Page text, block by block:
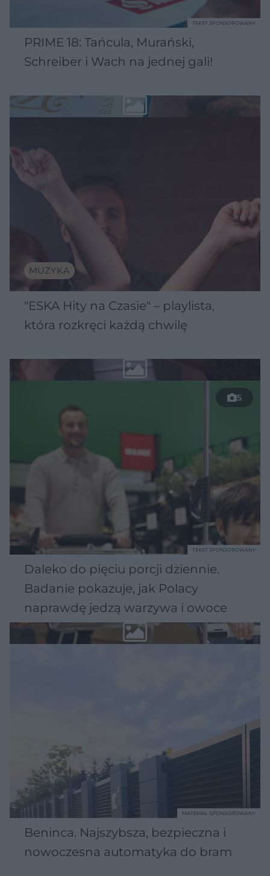
PRIME 18: Tańcula, Murański,
Schreiber i Wach na jednej gali!
TEKST SPONSOROWANY
MUZYKA
"ESKA Hity na Czasie" – playlista,
która rozkręci każdą chwilę
5
Daleko do pięciu porcji dziennie.
Badanie pokazuje, jak Polacy
naprawdę jedzą warzywa i owoce
TEKST SPONSOROWANY
Beninca. Najszybsza, bezpieczna i
nowoczesna automatyka do bram
MATERIAŁ SPONSOROWANY